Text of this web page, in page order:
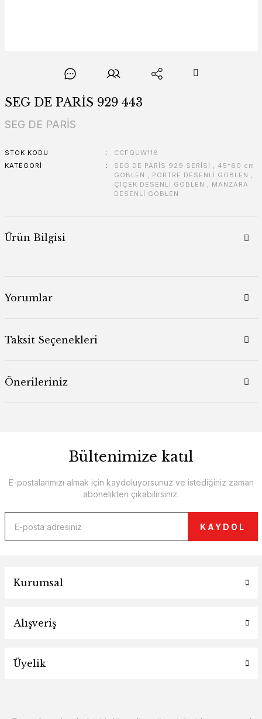
SEG DE PARİS 929 443
SEG DE PARİS
STOK KODU
CCFQUW118
KATEGORI
SEG DE PARİS 929 SERİSİ , 45*60 cm
GOBLEN , PORTRE DESENLİ GOBLEN ,
ÇİÇEK DESENLİ GOBLEN , MANZARA
DESENLİ GOBLEN
Ürün Bilgisi
Yorumlar
Taksit Seçenekleri
Önerileriniz
Bültenimize katıl
E-postalarımızı almak için kaydoluyorsunuz ve istediğiniz zaman
abonelikten çıkabilirsiniz.
KAYDOL
Kurumsal
Alışveriş
Üyelik